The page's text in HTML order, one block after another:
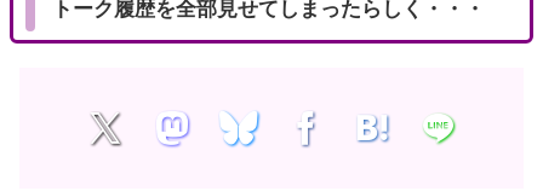
トーク履歴を全部見せてしまったらしく・・・